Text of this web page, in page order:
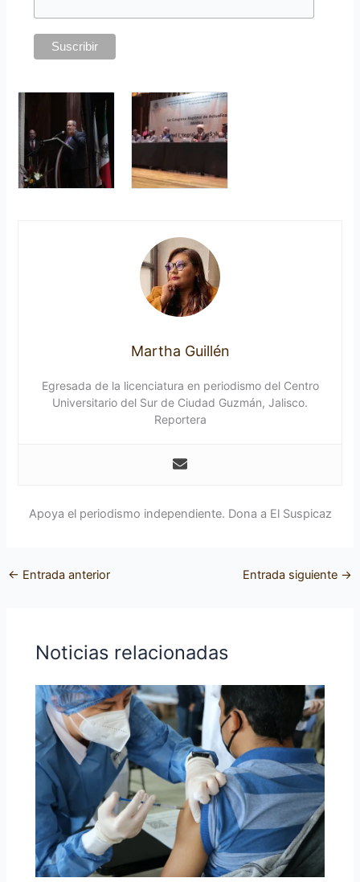
Martha Guillén
Egresada de la licenciatura en periodismo del Centro
Universitario del Sur de Ciudad Guzmán, Jalisco.
Reportera
Apoya el periodismo independiente. Dona a El Suspicaz
← Entrada anterior Entrada siguiente →
Noticias relacionadas